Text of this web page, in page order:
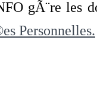
gÃ¨re les
Personnelles.